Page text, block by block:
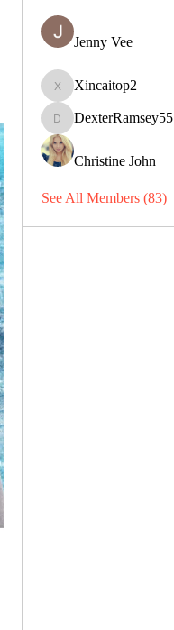
Jenny Vee
Xincaitop2
Xincaitop2
DexterRamsey55
DexterRamsey55
Christine John
See All Members (83)